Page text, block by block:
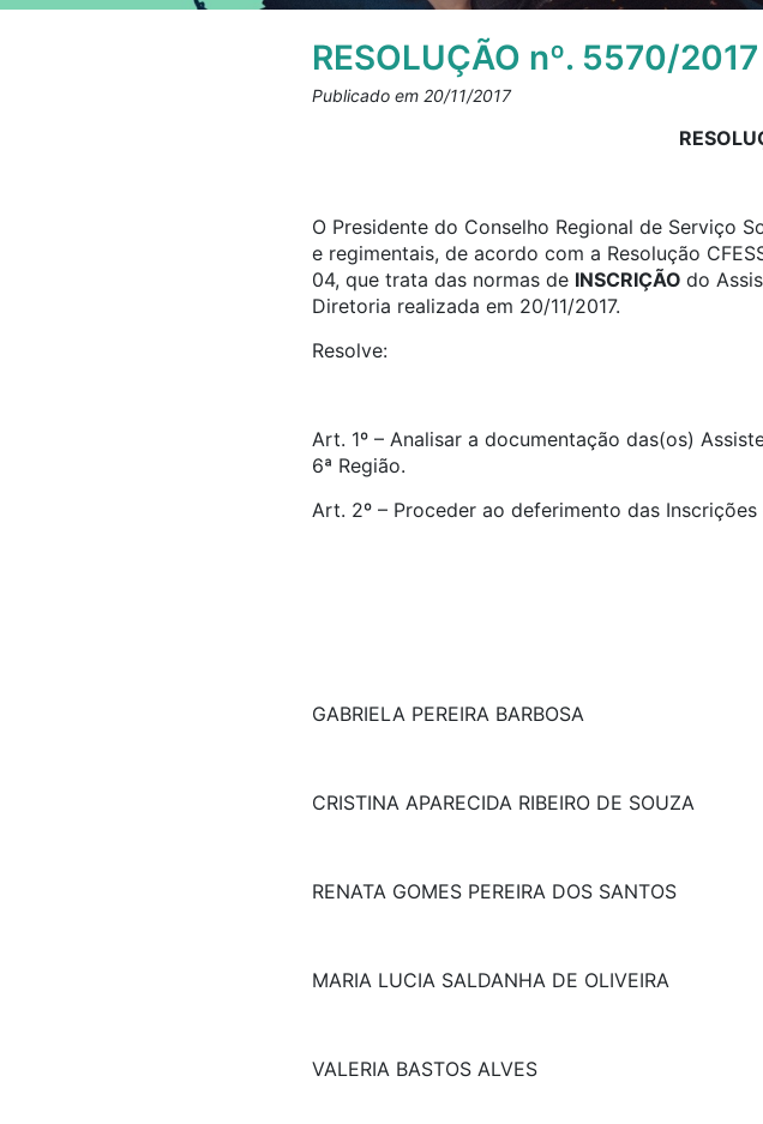
RESOLUÇÃO nº. 5570/2017
Publicado em 20/11/2017
O Presidente do Conselho Regional de Serviço
e regimentais, de acordo com a Resolução
04, que trata das normas de INSCRIÇÃO do
Diretoria realizada em 20/11/2017.
Resolve:
Art. 1º – Analisar a documentação das(os)
6ª Região.
Art. 2º – Proceder ao deferimento das
GABRIELA PEREIRA BARBOSA
CRISTINA APARECIDA RIBEIRO DE SOUZA
RENATA GOMES PEREIRA DOS SANTOS
MARIA LUCIA SALDANHA DE OLIVEIRA
VALERIA BASTOS ALVES